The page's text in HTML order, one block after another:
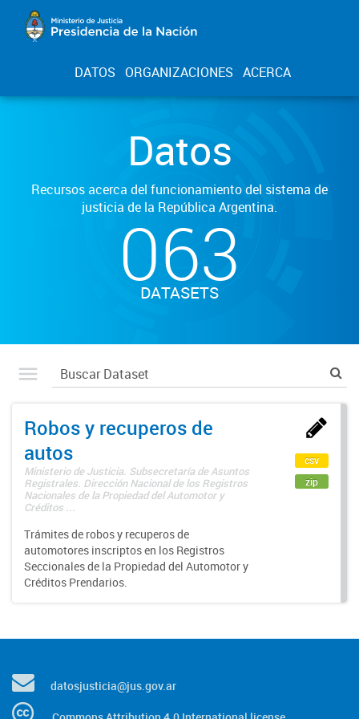
DATOS ORGANIZACIONES ACERCA
Datos
Recursos acerca del funcionamiento del sistema de
justicia de la República Argentina.
063
DATASETS
Robos y recuperos de
autos
Ministerio de Justicia. Subsecretaría de Asuntos
Registrales. Dirección Nacional de los Registros
Nacionales de la Propiedad del Automotor y
Créditos ...
Trámites de robos y recuperos de
automotores inscriptos en los Registros
Seccionales de la Propiedad del Automotor y
Créditos Prendarios.
csv
zip
datosjusticia@jus.gov.ar